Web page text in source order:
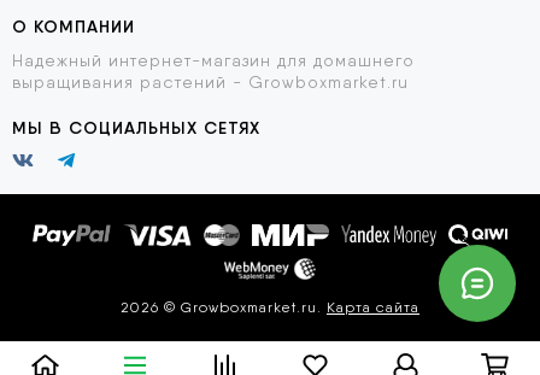
О КОМПАНИИ
Надежный интернет-магазин для домашнего
выращивания растений - Growboxmarket.ru
МЫ В СОЦИАЛЬНЫХ СЕТЯХ
2026 © Growboxmarket.ru. Карта сайта